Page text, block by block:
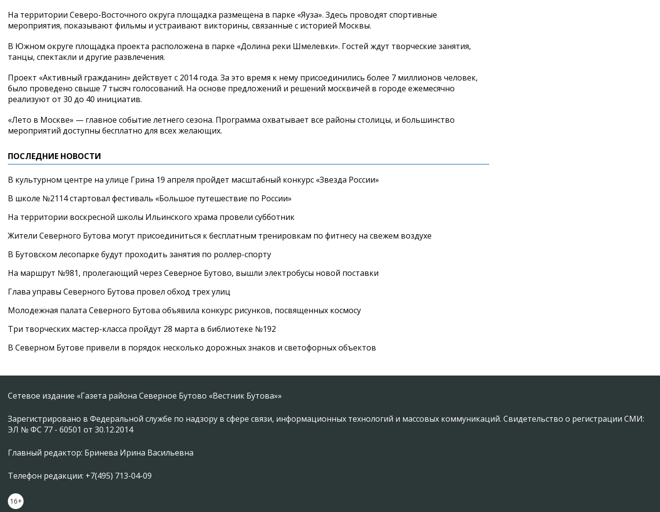
На территории Северо-Восточного округа площадка размещена в парке «Яуза». Здесь проводят спортивные
мероприятия, показывают фильмы и устраивают викторины, связанные с историей Москвы.
В Южном округе площадка проекта расположена в парке «Долина реки Шмелевки». Гостей ждут творческие занятия,
танцы, спектакли и другие развлечения.
Проект «Активный гражданин» действует с 2014 года. За это время к нему присоединились более 7 миллионов человек,
было проведено свыше 7 тысяч голосований. На основе предложений и решений москвичей в городе ежемесячно
реализуют от 30 до 40 инициатив.
«Лето в Москве» — главное событие летнего сезона. Программа охватывает все районы столицы, и большинство
мероприятий доступны бесплатно для всех желающих.
ПОСЛЕДНИЕ НОВОСТИ
В культурном центре на улице Грина 19 апреля пройдет масштабный конкурс «Звезда России»
В школе №2114 стартовал фестиваль «Большое путешествие по России»
На территории воскресной школы Ильинского храма провели субботник
Жители Северного Бутова могут присоединиться к бесплатным тренировкам по фитнесу на свежем воздухе
В Бутовском лесопарке будут проходить занятия по роллер-спорту
На маршрут №981, пролегающий через Северное Бутово, вышли электробусы новой поставки
Глава управы Северного Бутова провел обход трех улиц
Молодежная палата Северного Бутова объявила конкурс рисунков, посвященных космосу
Три творческих мастер-класса пройдут 28 марта в библиотеке №192
В Северном Бутове привели в порядок несколько дорожных знаков и светофорных объектов
Сетевое издание «Газета района Северное Бутово «Вестник Бутова»»
Зарегистрировано в Федеральной службе по надзору в сфере связи, информационных технологий и массовых коммуникаций. Свидетельство о регистрации СМИ:
ЭЛ № ФС 77 - 60501 от 30.12.2014
Главный редактор: Бринева Ирина Васильевна
Телефон редакции: +7(495) 713-04-09
16+